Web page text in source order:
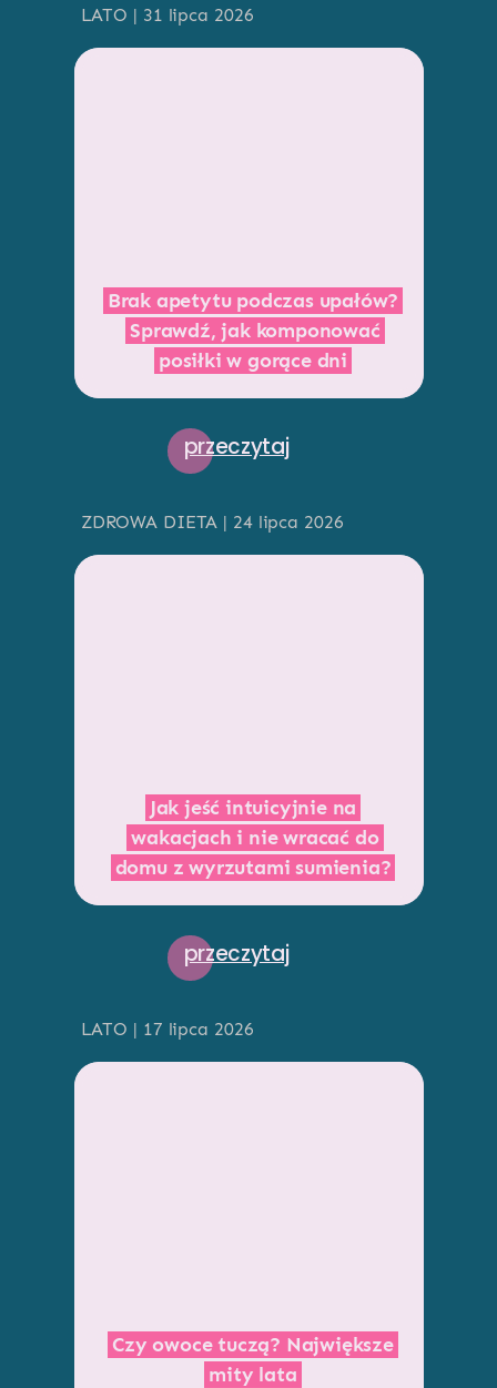
LATO | 31 lipca 2026
Brak apetytu podczas upałów?
Sprawdź, jak komponować
posiłki w gorące dni
przeczytaj
ZDROWA DIETA | 24 lipca 2026
Jak jeść intuicyjnie na
wakacjach i nie wracać do
domu z wyrzutami sumienia?
przeczytaj
LATO | 17 lipca 2026
Czy owoce tuczą? Największe
mity lata